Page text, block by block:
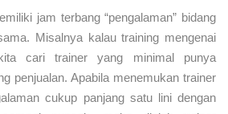
jam terbang “pengalaman” bidang
Misalnya kalau training mengenai
cari trainer yang minimal punya
penjualan. Apabila menemukan trainer
cukup panjang satu lini dengan